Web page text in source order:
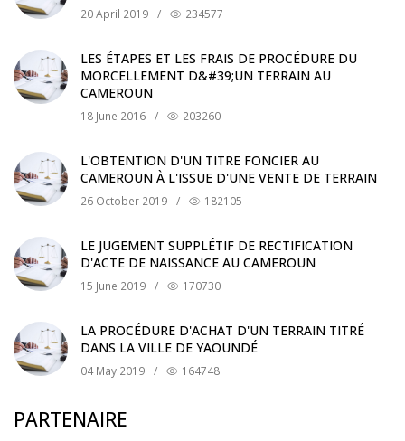
20 April 2019 / 234577
LES ÉTAPES ET LES FRAIS DE PROCÉDURE DU
MORCELLEMENT D&#39;UN TERRAIN AU
CAMEROUN
18 June 2016 / 203260
L'OBTENTION D'UN TITRE FONCIER AU
CAMEROUN À L'ISSUE D'UNE VENTE DE TERRAIN
26 October 2019 / 182105
LE JUGEMENT SUPPLÉTIF DE RECTIFICATION
D'ACTE DE NAISSANCE AU CAMEROUN
15 June 2019 / 170730
LA PROCÉDURE D'ACHAT D'UN TERRAIN TITRÉ
DANS LA VILLE DE YAOUNDÉ
04 May 2019 / 164748
PARTENAIRE